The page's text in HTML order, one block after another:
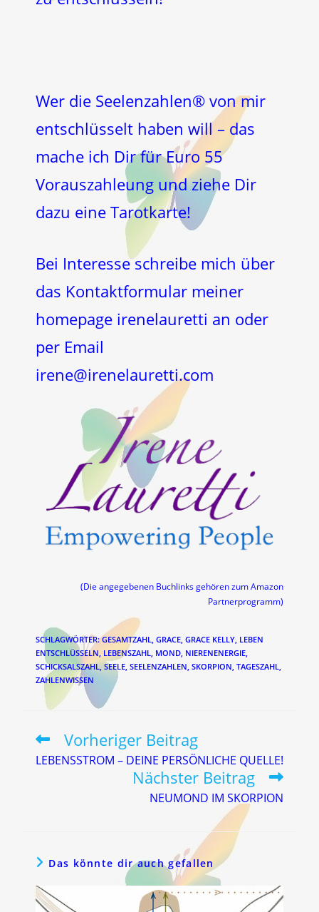
Wer die Seelenzahlen® von mir
entschlüsselt haben will – das
mache ich Dir für Euro 55
Vorauszahleung und ziehe Dir
dazu eine Tarotkarte!
Bei Interesse schreibe mich über
das Kontaktformular meiner
homepage irenelauretti an oder
per Email
irene@irenelauretti.com
(Die angegebenen Buchlinks gehören zum Amazon
Partnerprogramm)
SCHLAGWÖRTER:GESAMTZAHL GRACE GRACE KELLY LEBEN
ENTSCHLÜSSELN LEBENSZAHL MOND NIERENENERGIE
SCHICKSALSZAHL SEELE SEELENZAHLEN SKORPION TAGESZAHL
ZAHLENWISSEN
Weitere
ansehen
Vorheriger Beitrag
LEBENSSTROM – DEINE PERSÖNLICHE QUELLE!
Nächster Beitrag
NEUMOND IM SKORPION
Das könnte dir auch gefallen